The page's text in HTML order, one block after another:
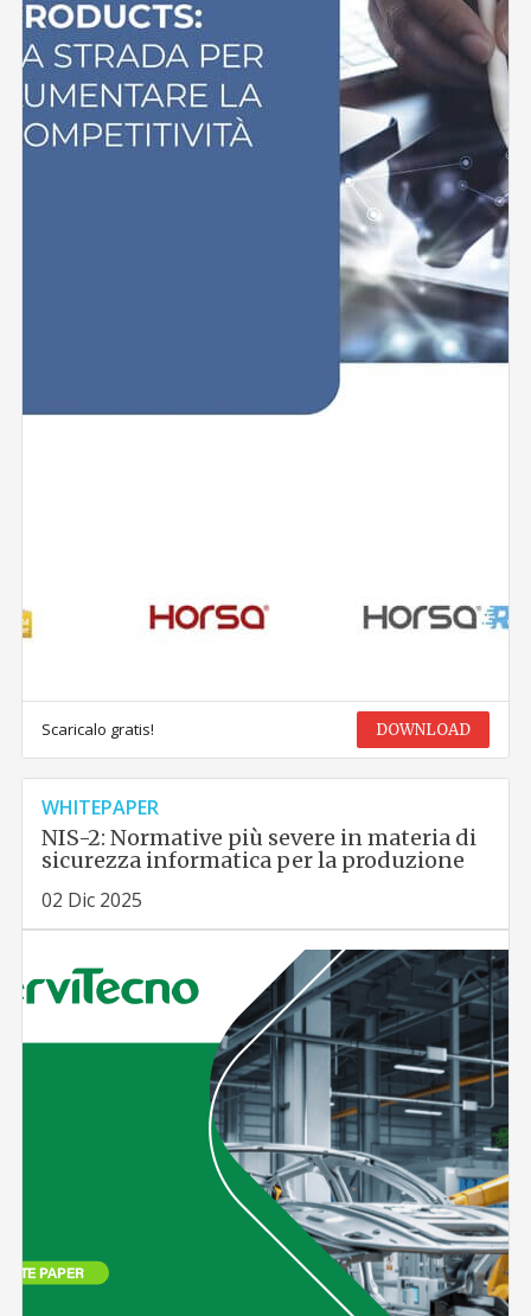
Scaricalo gratis! DOWNLOAD
WHITEPAPER
NIS-2: Normative più severe in materia di
sicurezza informatica per la produzione
02 Dic 2025